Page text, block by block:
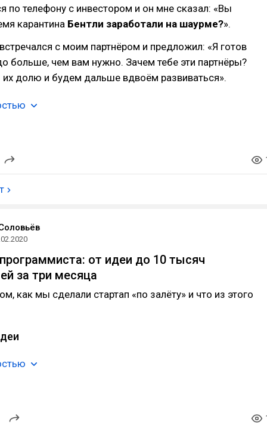
по телефону с инвестором и он мне сказал: «Вы
карантина Бентли заработали на шаурме?».
с моим партнёром и предложил: «Я готов
больше, чем вам нужно. Зачем тебе эти партнёры?
долю и будем дальше вдвоём развиваться».
от идеи до 10 тысяч
за три месяца
как мы сделали стартап «по залёту» и что из этого